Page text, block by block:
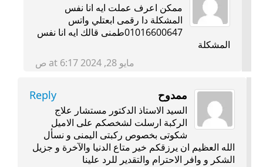
ممكن اعرف عملت ايه انا نفس
المشكلة دا رقمى ابعتلي واتس
01016600647طمنى قالك ايه انا نفس
المشكلة
مايو 28, 2024 at 6:17 ص
ممدوح Reply
السيد الاستاذ الدكتور مستشار علاج
الركبة ارسلت لشخصكم على الاميل
شكوتى بخصوص ركبتى اليمنى و نسأل
الله العظيم ان يرزقكم خير متاع الدنيا والآخرة و جزيل
الشكر و وافر الاحترام والتقدير للرد علينا